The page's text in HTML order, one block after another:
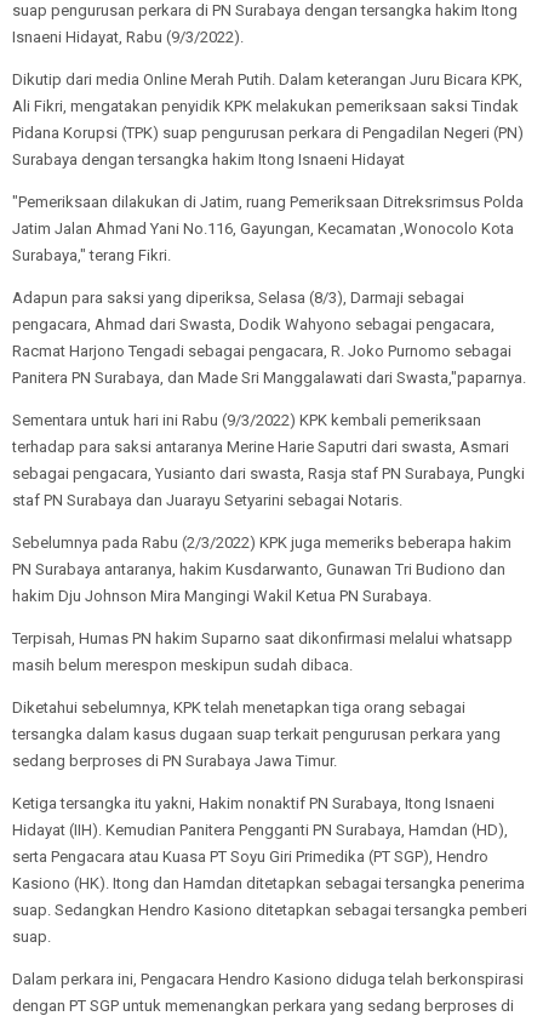
suap pengurusan perkara di PN Surabaya dengan tersangka hakim Itong
Isnaeni Hidayat, Rabu (9/3/2022).
Dikutip dari media Online Merah Putih. Dalam keterangan Juru Bicara KPK,
Ali Fikri, mengatakan penyidik KPK melakukan pemeriksaan saksi Tindak
Pidana Korupsi (TPK) suap pengurusan perkara di Pengadilan Negeri (PN)
Surabaya dengan tersangka hakim Itong Isnaeni Hidayat
"Pemeriksaan dilakukan di Jatim, ruang Pemeriksaan Ditreksrimsus Polda
Jatim Jalan Ahmad Yani No.116, Gayungan, Kecamatan ,Wonocolo Kota
Surabaya," terang Fikri.
Adapun para saksi yang diperiksa, Selasa (8/3), Darmaji sebagai
pengacara, Ahmad dari Swasta, Dodik Wahyono sebagai pengacara,
Racmat Harjono Tengadi sebagai pengacara, R. Joko Purnomo sebagai
Panitera PN Surabaya, dan Made Sri Manggalawati dari Swasta,"paparnya.
Sementara untuk hari ini Rabu (9/3/2022) KPK kembali pemeriksaan
terhadap para saksi antaranya Merine Harie Saputri dari swasta, Asmari
sebagai pengacara, Yusianto dari swasta, Rasja staf PN Surabaya, Pungki
staf PN Surabaya dan Juarayu Setyarini sebagai Notaris.
Sebelumnya pada Rabu (2/3/2022) KPK juga memeriks beberapa hakim
PN Surabaya antaranya, hakim Kusdarwanto, Gunawan Tri Budiono dan
hakim Dju Johnson Mira Mangingi Wakil Ketua PN Surabaya.
Terpisah, Humas PN hakim Suparno saat dikonfirmasi melalui whatsapp
masih belum merespon meskipun sudah dibaca.
Diketahui sebelumnya, KPK telah menetapkan tiga orang sebagai
tersangka dalam kasus dugaan suap terkait pengurusan perkara yang
sedang berproses di PN Surabaya Jawa Timur.
Ketiga tersangka itu yakni, Hakim nonaktif PN Surabaya, Itong Isnaeni
Hidayat (IIH). Kemudian Panitera Pengganti PN Surabaya, Hamdan (HD),
serta Pengacara atau Kuasa PT Soyu Giri Primedika (PT SGP), Hendro
Kasiono (HK). Itong dan Hamdan ditetapkan sebagai tersangka penerima
suap. Sedangkan Hendro Kasiono ditetapkan sebagai tersangka pemberi
suap.
Dalam perkara ini, Pengacara Hendro Kasiono diduga telah berkonspirasi
dengan PT SGP untuk memenangkan perkara yang sedang berproses di